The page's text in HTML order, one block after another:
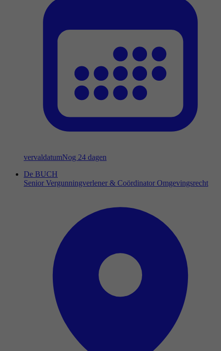
vervaldatumNog 24 dagen
De BUCH
Senior Vergunningverlener & Coördinator Omgevingsrecht